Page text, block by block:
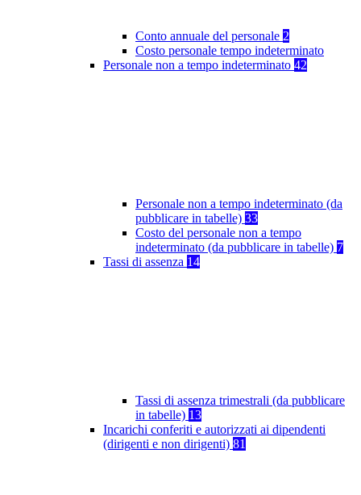
Conto annuale del personale 2
Costo personale tempo indeterminato
Personale non a tempo indeterminato 42
Personale non a tempo indeterminato (da
pubblicare in tabelle) 33
Costo del personale non a tempo
indeterminato (da pubblicare in tabelle) 7
Tassi di assenza 14
Tassi di assenza trimestrali (da pubblicare
in tabelle) 13
Incarichi conferiti e autorizzati ai dipendenti
(dirigenti e non dirigenti) 81